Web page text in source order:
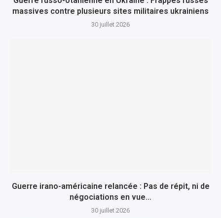
massives contre plusieurs sites militaires ukrainiens
30 juillet 2026
Guerre irano-américaine relancée : Pas de répit, ni de
négociations en vue…
30 juillet 2026